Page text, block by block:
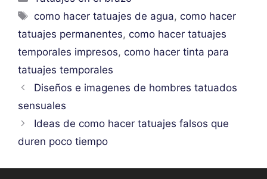
Etiquetas
como hacer tatuajes de agua,como hacer
tatuajes permanentes, como hacer tatuajes
temporales impresos, como hacer tinta para
tatuajes temporales
Diseños e imagenes de hombres tatuados
sensuales
Ideas de como hacer tatuajes falsos que
duren poco tiempo